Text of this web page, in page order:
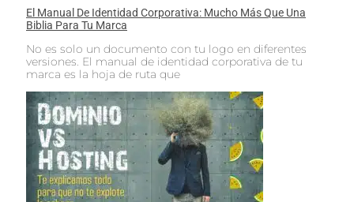
El Manual De Identidad Corporativa: Mucho Más Que Una
Biblia Para Tu Marca
No es solo un documento con tu logo en diferentes
versiones. El manual de identidad corporativa de tu
marca es la hoja de ruta que